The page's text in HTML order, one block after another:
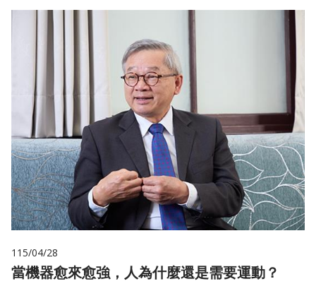
115/04/28
當機器愈來愈強，人為什麼還是需要運動？